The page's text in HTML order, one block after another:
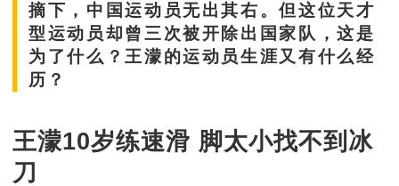
摘下，中国运动员无出其右。但这位天才
型运动员却曾三次被开除出国家队，这是
为了什么？王濛的运动员生涯又有什么经
历？
王濛10岁练速滑 脚太小找不到冰
刀